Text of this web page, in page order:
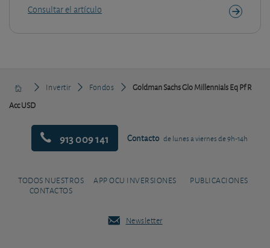
Consultar el artículo
Invertir Fondos
Goldman Sachs Glo Millennials Eq Pf R
Acc USD
913 009 141 Contacto de lunes a viernes de 9h-14h
TODOS NUESTROS
CONTACTOS
APP OCU INVERSIONES PUBLICACIONES
Newsletter